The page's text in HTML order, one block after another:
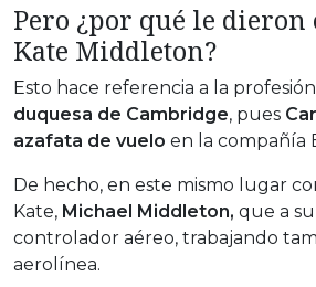
Pero ¿por qué le dieron
Kate Middleton?
Esto hace referencia a la
duquesa de Cambridge, pues
azafata de vuelo en la compañía
De hecho, en este mismo lugar
Kate, Michael Middleton, que a
controlador aéreo, trabajando
aerolínea.